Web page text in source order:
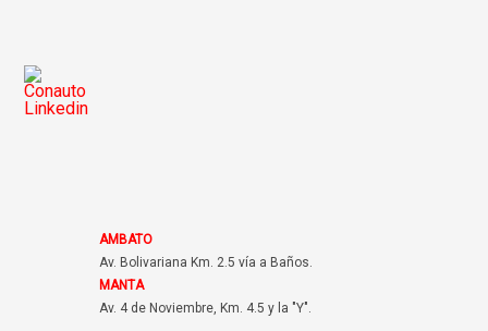
AMBATO
Av. Bolivariana Km. 2.5 vía a Baños.
MANTA
Av. 4 de Noviembre, Km. 4.5 y la "Y".